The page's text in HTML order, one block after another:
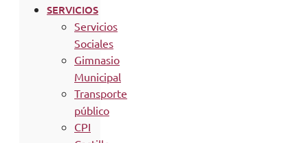
SERVICIOS
Servicios
Sociales
Gimnasio
Municipal
Transporte
público
CPI